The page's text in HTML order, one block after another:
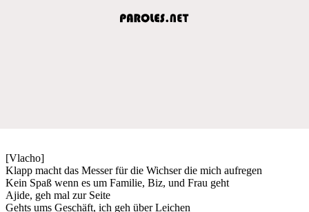
[Vlacho]
Klapp macht das Messer für die Wichser die mich aufregen
Kein Spaß wenn es um Familie, Biz, und Frau geht
Ajide, geh mal zur Seite
Gehts ums Geschäft, ich geh über Leichen